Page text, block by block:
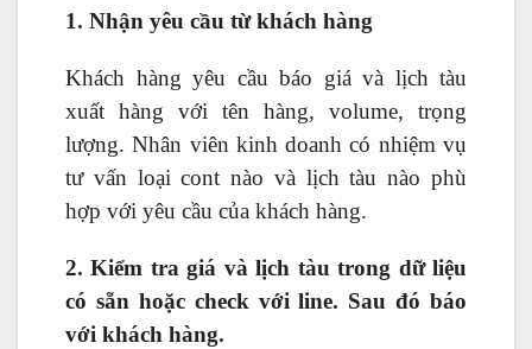
1. Nhận yêu cầu từ khách hàng
Khách hàng yêu cầu báo giá và lịch tàu
xuất hàng với tên hàng, volume, trọng
lượng. Nhân viên kinh doanh có nhiệm vụ
tư vấn loại cont nào và lịch tàu nào phù
hợp với yêu cầu của khách hàng.
2. Kiểm tra giá và lịch tàu trong dữ liệu
có sẵn hoặc check với line. Sau đó báo
với khách hàng.